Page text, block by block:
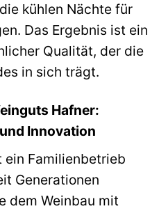
kühlen Nächte für
Das Ergebnis ist ein
Qualität, der die
in sich trägt.
Hafner:
Innovation
ein Familienbetrieb
Generationen
dem Weinbau mit